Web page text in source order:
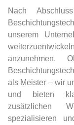
Nach
unserem
anzunehmen.
als Meister – wir
und bieten
zusätzlichen
spezialisieren